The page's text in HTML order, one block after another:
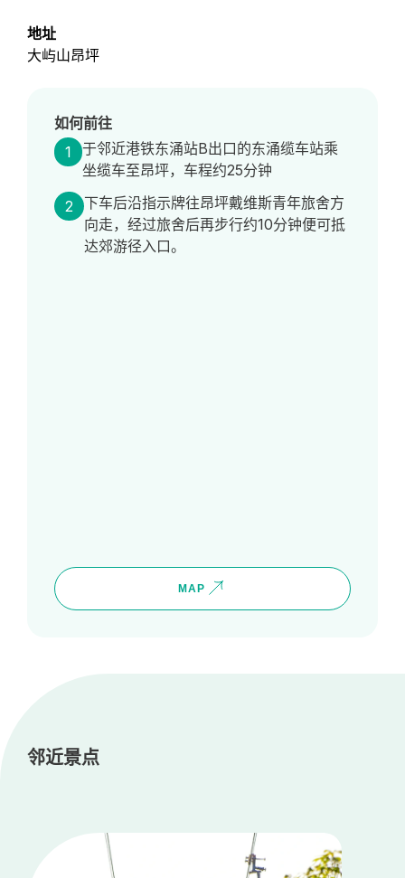
地址
大屿山昂坪
如何前往
1
于邻近港铁东涌站B出口的东涌缆车站乘
坐缆车至昂坪，车程约25分钟
2
下车后沿指示牌往昂坪戴维斯青年旅舍方
向走，经过旅舍后再步行约10分钟便可抵
达郊游径入口。
MAP
邻近景点